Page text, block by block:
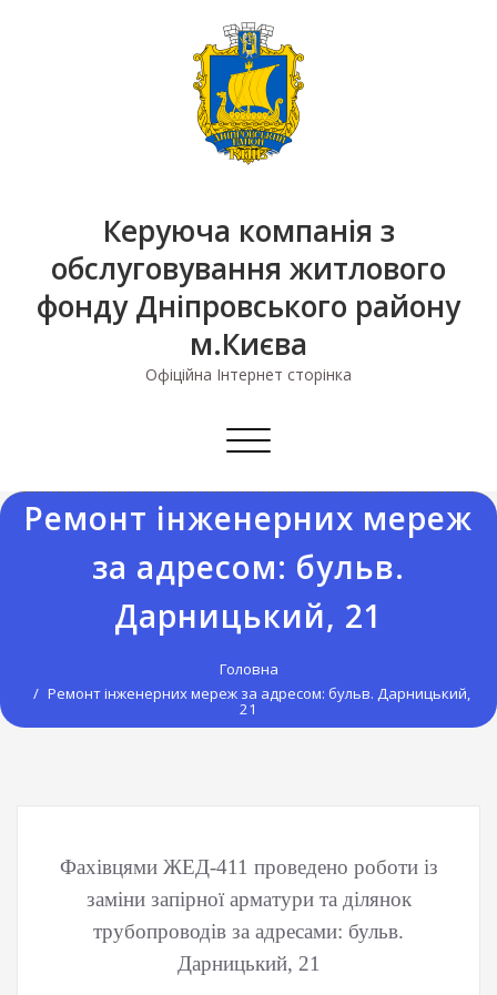
Керуюча компанія з
обслуговування житлового
фонду Дніпровського району
м.Києва
Офіційна Інтернет сторінка
Перемкнути
Ремонт інженерних мереж
за адресом: бульв.
Дарницький, 21
Головна
Ремонт інженерних мереж за адресом: бульв. Дарницький,
21
Фахівцями ЖЕД-411 проведено роботи із
заміни запірної арматури та ділянок
трубопроводів за адресами: бульв.
Дарницький, 21